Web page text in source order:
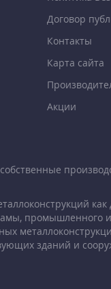
Договор
Контакты
Карта сайта
Акции
как
промышленного и
зданий и